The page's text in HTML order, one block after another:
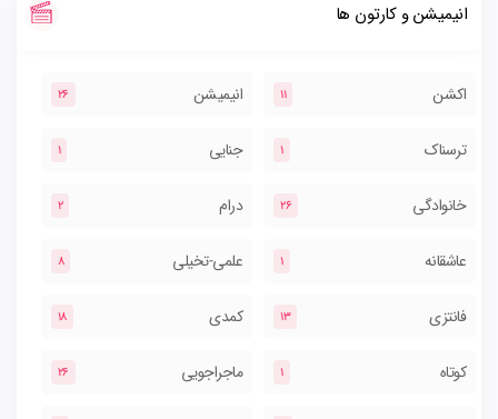
انیمیشن و کارتون ها
اکشن 11 انیمیشن 26
ترسناک 1 جنایی 1
خانوادگی 26 درام 2
عاشقانه 1 علمی-تخیلی 8
فانتزی 13 کمدی 18
کوتاه 1 ماجراجویی 26